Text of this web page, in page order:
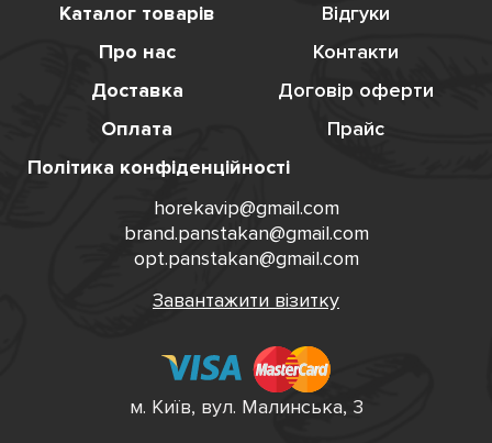
Каталог товарів
Відгуки
Про нас
Контакти
Доставка
Договір оферти
Оплата
Прайс
Політика конфіденційності
horekavip@gmail.com
brand.panstakan@gmail.com
opt.panstakan@gmail.com
Завантажити візитку
м. Київ, вул. Малинська, 3